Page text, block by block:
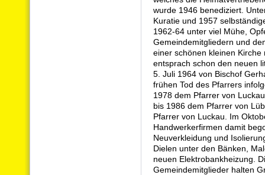
wurde 1946 benediziert.
Kuratie und 1957
1962-64 unter viel Mühe,
Gemeindemitgliedern und
einer schönen kleinen
entsprach schon den neuen
5. Juli 1964 von Bischof
frühen Tod des Pfarrers
1978 dem Pfarrer von
bis 1986 dem Pfarrer von
Pfarrer von Luckau. Im
Handwerkerfirmen damit
Neuverkleidung und
Dielen unter den Bänken,
neuen Elektrobankheizung.
Gemeindemitglieder halten